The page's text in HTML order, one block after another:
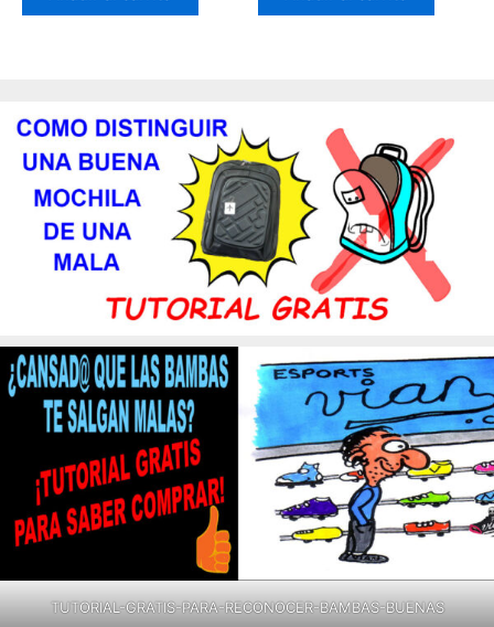
TUTORIAL-GRATIS-PARA-RECONOCER-BAMBAS-BUENAS